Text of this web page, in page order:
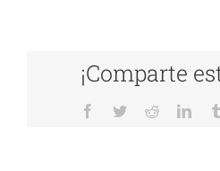
¡Comparte
Facebook
TwitterReddit